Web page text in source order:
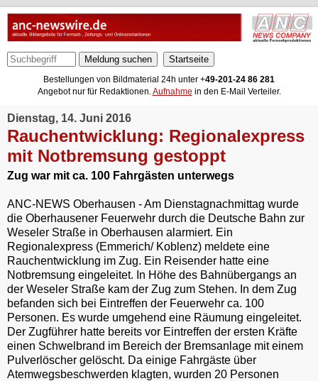
Meldung suchen
Bestellungen von Bildmaterial 24h unter +49-201-24 86 281
Angebot nur für Redaktionen.Aufnahme in den E-Mail Verteiler.
Dienstag, 14. Juni 2016
Rauchentwicklung: Regionalexpress
mit Notbremsung gestoppt
Zug war mit ca. 100 Fahrgästen unterwegs
ANC-NEWS Oberhausen - Am Dienstagnachmittag wurde
die Oberhausener Feuerwehr durch die Deutsche Bahn zur
Weseler Straße in Oberhausen alarmiert. Ein
Regionalexpress (Emmerich/ Koblenz) meldete eine
Rauchentwicklung im Zug. Ein Reisender hatte eine
Notbremsung eingeleitet. In Höhe des Bahnübergangs an
der Weseler Straße kam der Zug zum Stehen. In dem Zug
befanden sich bei Eintreffen der Feuerwehr ca. 100
Personen. Es wurde umgehend eine Räumung eingeleitet.
Der Zugführer hatte bereits vor Eintreffen der ersten Kräfte
einen Schwelbrand im Bereich der Bremsanlage mit einem
Pulverlöscher gelöscht. Da einige Fahrgäste über
Atemwegsbeschwerden klagten, wurden 20 Personen